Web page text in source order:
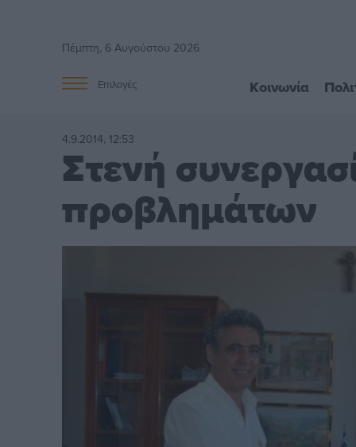
Πέμπτη, 6 Αυγούστου 2026
Επιλογές Κοινωνία
4.9.2014, 12:53
Στενή
προβλημάτων